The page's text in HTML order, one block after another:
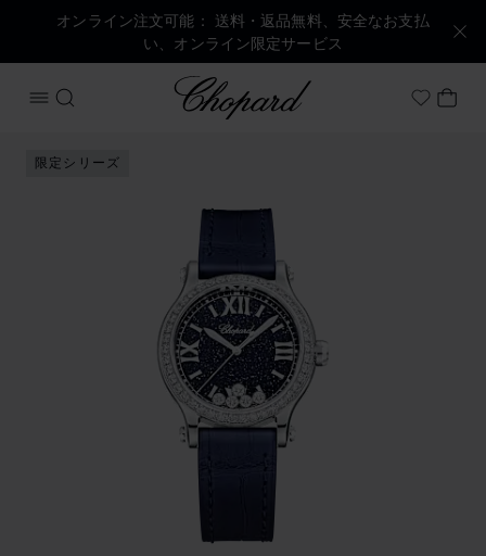
オンライン注文可能： 送料・返品無料、安全なお支払
い、オンライン限定サービス
メニューを開く
検索する
Chopard
Myマ
限定シリーズ